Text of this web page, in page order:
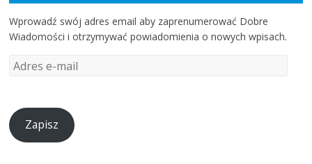
Wprowadź swój adres email aby zaprenumerować Dobre
Wiadomości i otrzymywać powiadomienia o nowych wpisach.
Zapisz